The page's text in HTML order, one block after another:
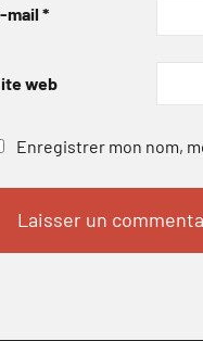
mail *
web
Enregistrer mon nom,